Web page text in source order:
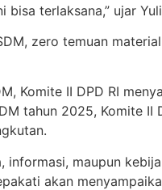
terlaksana,” ujar
zero temuan
Komite II DPD RI
tahun 2025, Komite II
maupun
akan